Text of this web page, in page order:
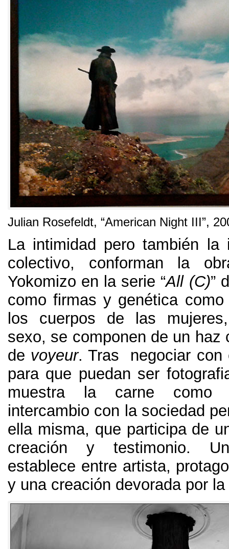
Julian Rosefeldt, “American Night III”,
La intimidad pero también la
colectivo, conforman la
Yokomizo en la serie “All(C)”
como firmas y genética como
los cuerpos de las mujeres
sexo, se componen de un haz
de voyeur.Tras negociar con
para que puedan ser
muestra la carne como
intercambio con la sociedad
ella misma, que participa de
creación y testimonio.
establece entre artista,
y una creación devorada por